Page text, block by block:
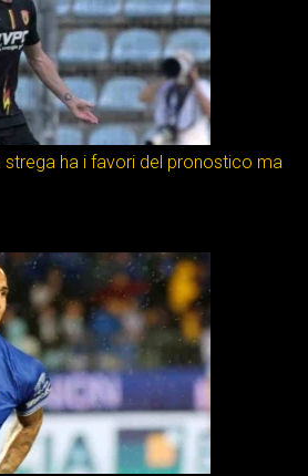
strega ha i favori del pronostico ma